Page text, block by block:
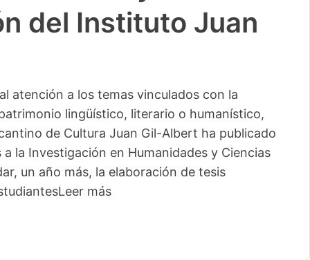
del Instituto Juan
atención a los temas vinculados con la
lingüístico, literario o humanístico,
de Cultura Juan Gil-Albert ha publicado
la Investigación en Humanidades y Ciencias
un año más, la elaboración de tesis
Leer más